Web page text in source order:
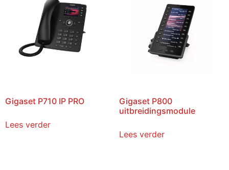
Gigaset P710 IP PRO
Lees verder
Gigaset P800
uitbreidingsmodule
Lees verder